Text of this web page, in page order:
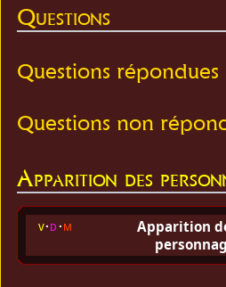
Questions
Questions répondues
Questions non
Apparition des
v d m
Apparition